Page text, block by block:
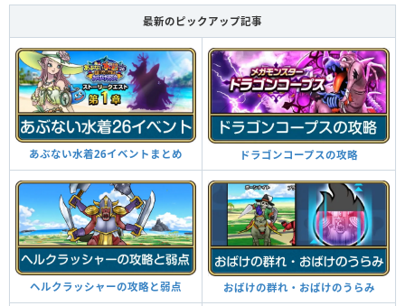
最新のピックアップ記事
あぶない水着26イベントまとめ ドラゴンコープスの攻略
ヘルクラッシャーの攻略と弱点 おばけの群れ・おばけのうらみ